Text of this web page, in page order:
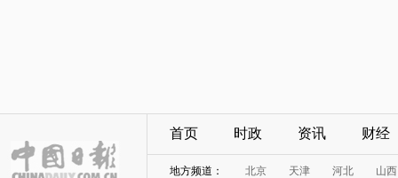
首页 时政 资讯 财经
地方频道： 北京 天津 河北
山西